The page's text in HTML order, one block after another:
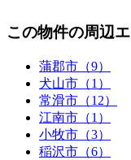
この物件の周辺
蒲郡市（9）
犬山市（1）
常滑市（12）
江南市（1）
小牧市（3）
稲沢市（6）